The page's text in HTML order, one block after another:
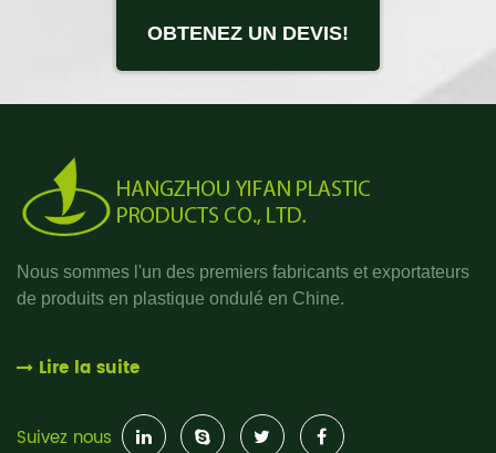
OBTENEZ UN DEVIS!
Nous sommes l'un des premiers fabricants et exportateurs
de produits en plastique ondulé en Chine.
Lire la suite
Suivez nous